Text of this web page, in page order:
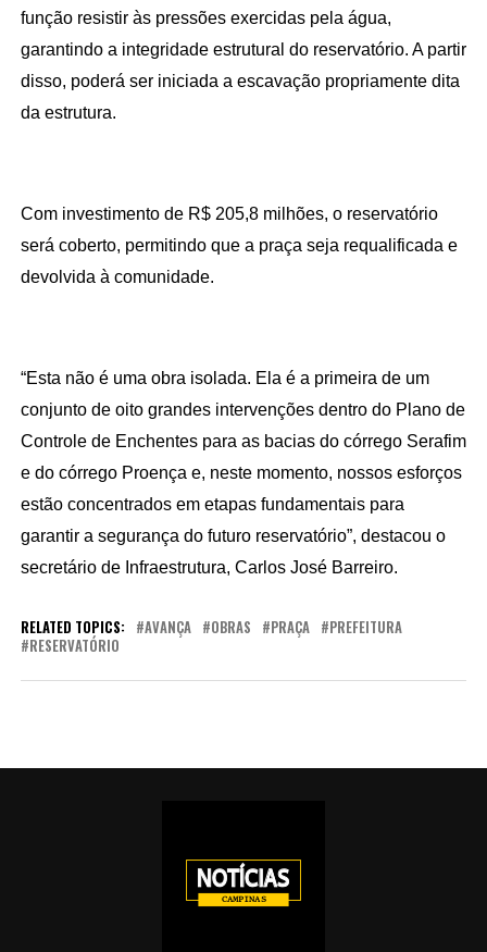
função resistir às pressões exercidas pela água,
garantindo a integridade estrutural do reservatório. A partir
disso, poderá ser iniciada a escavação propriamente dita
da estrutura.
Com investimento de R$ 205,8 milhões, o reservatório
será coberto, permitindo que a praça seja requalificada e
devolvida à comunidade.
“Esta não é uma obra isolada. Ela é a primeira de um
conjunto de oito grandes intervenções dentro do Plano de
Controle de Enchentes para as bacias do córrego Serafim
e do córrego Proença e, neste momento, nossos esforços
estão concentrados em etapas fundamentais para
garantir a segurança do futuro reservatório”, destacou o
secretário de Infraestrutura, Carlos José Barreiro.
RELATED TOPICS: AVANÇA OBRAS PRAÇA
PREFEITURA
RESERVATÓRIO